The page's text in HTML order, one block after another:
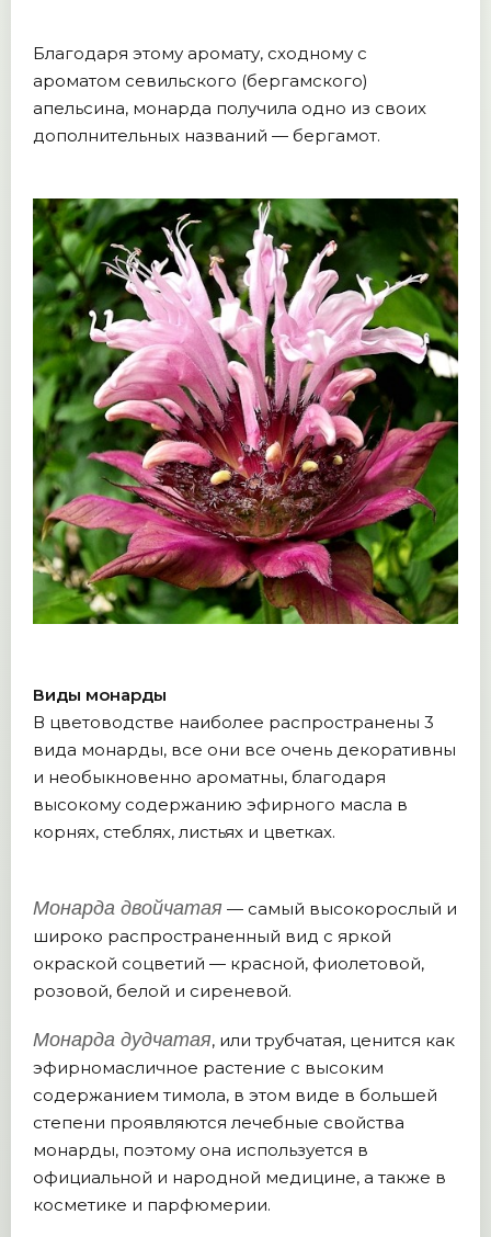
Благодаря этому аромату, сходному с
ароматом севильского (бергамского)
апельсина, монарда получила одно из своих
дополнительных названий — бергамот.
Виды монарды
В цветоводстве наиболее распространены 3
вида монарды, все они все очень декоративны
и необыкновенно ароматны, благодаря
высокому содержанию эфирного масла в
корнях, стеблях, листьях и цветках.
Монарда двойчатая — самый высокорослый и
широко распространенный вид с яркой
окраской соцветий — красной, фиолетовой,
розовой, белой и сиреневой.
Монарда дудчатая, или трубчатая, ценится как
эфирномасличное растение с высоким
содержанием тимола, в этом виде в большей
степени проявляются лечебные свойства
монарды, поэтому она используется в
официальной и народной медицине, а также в
косметике и парфюмерии.